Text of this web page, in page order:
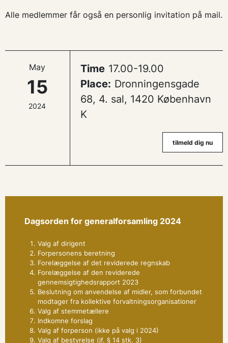
Alle medlemmer får også en personlig invitation på mail.
May
15
2024
Time 17.00-19.00
Place: Dronningensgade
68, 4. sal, 1420 København
K
tilmeld dig nu
Dagsorden for generalforsamling 2024
Valg af dirigent
Forpersonens beretning
Forelæggelse af det reviderede regnskab
Forelæggelse af den reviderede
gennemsigtighedsrapport 2023
Beslutning om anvendelse af midler, som forbundet
modtager fra kollektive forvaltningsorganisationer
Valg af stemmetællere
Indkomne forslag
Valg af forperson (ikke på valg i 2024)
Valg af bestyrelse (jf. § 14 stk. 3)